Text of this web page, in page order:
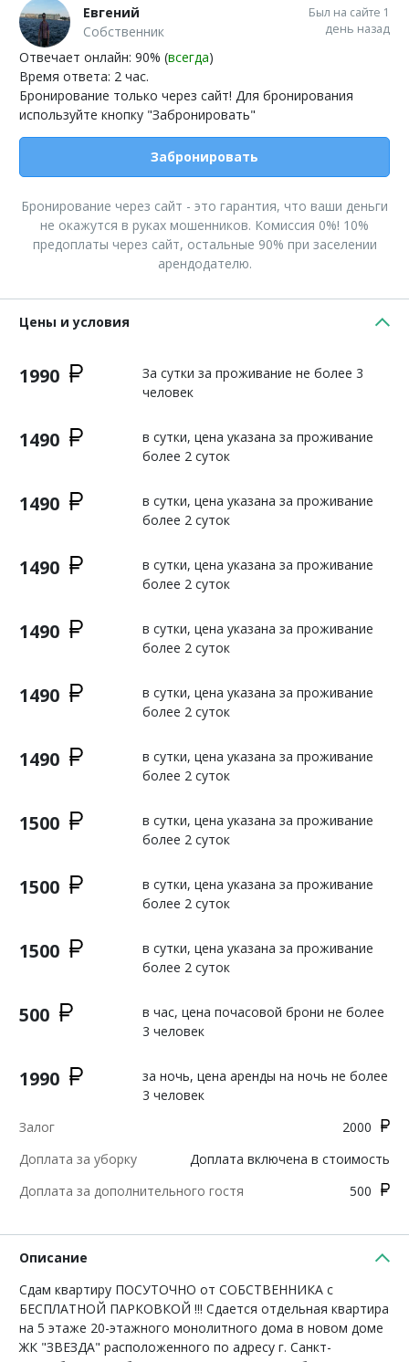
Евгений
Собственник
Был на сайте 1
день назад
Отвечает онлайн: 90% (всегда)
Время ответа: 2 час.
Бронирование только через сайт! Для бронирования
используйте кнопку "Забронировать"
Забронировать
Бронирование через сайт - это гарантия, что ваши деньги
не окажутся в руках мошенников. Комиссия 0%! 10%
предоплаты через сайт, остальные 90% при заселении
арендодателю.
Цены и условия
1990
За сутки за проживание не более 3
человек
1490
в сутки, цена указана за проживание
более 2 суток
1490
в сутки, цена указана за проживание
более 2 суток
1490
в сутки, цена указана за проживание
более 2 суток
1490
в сутки, цена указана за проживание
более 2 суток
1490
в сутки, цена указана за проживание
более 2 суток
1490
в сутки, цена указана за проживание
более 2 суток
1500
в сутки, цена указана за проживание
более 2 суток
1500
в сутки, цена указана за проживание
более 2 суток
1500
в сутки, цена указана за проживание
более 2 суток
500
в час, цена почасовой брони не более
3 человек
1990
за ночь, цена аренды на ночь не более
3 человек
Залог
2000
Доплата за уборку
Доплата включена в стоимость
Доплата за дополнительного гостя
500
Описание
Сдам квартиру ПOCУTОЧHO oт СОБCTBEННИКА с
БЕСПЛАТНОЙ ПАРКОВКОЙ !!! Сдается отдельная квартира
на 5 этаже 20-этажного монолитного дома в новом доме
ЖК "ЗВЕЗДА" расположенного по адресу г. Санкт-